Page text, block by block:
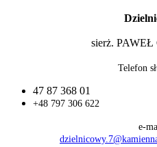
sierż.
Telefon
47 87 368 01
+48 797 306 622
e-